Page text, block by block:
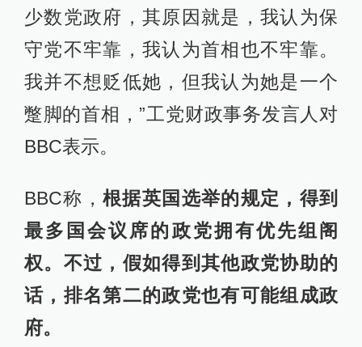
少数党政府，其原因就是，我认为保
守党不牢靠，我认为首相也不牢靠。
我并不想贬低她，但我认为她是一个
蹩脚的首相，”工党财政事务发言人对
BBC表示。
BBC称， 根据英国选举的规定，得到
最多国会议席的政党拥有优先组阁
权。不过，假如得到其他政党协助的
话，排名第二的政党也有可能组成政
府。